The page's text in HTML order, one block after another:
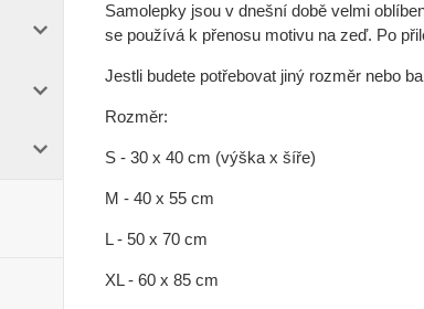
Samolepky jsou v dnešní době velmi
se používá k přenosu motivu na zeď. Po
Jestli budete potřebovat jiný rozměr nebo
Rozměr:
S - 30 x 40 cm (výška x šíře)
M - 40 x 55 cm
L - 50 x 70 cm
XL - 60 x 85 cm